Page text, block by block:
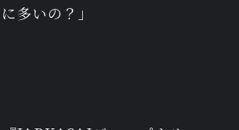
に多いの？」